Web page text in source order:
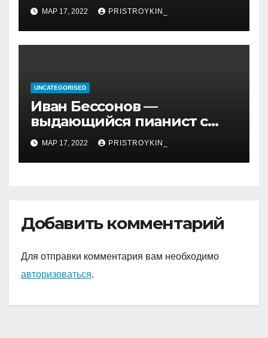
революции, его биография
и идеология, роль в
иранской политике и
последствия его
МАР 17, 2022 PRISTROYKIN_
UNCATEGORISED
Иван Бессонов —
выдающийся пианист с
уникальным талантом и
впечатляющими
достижениями
МАР 17, 2022 PRISTROYKIN_
Добавить комментарий
Для отправки комментария вам необходимо
авторизоваться.